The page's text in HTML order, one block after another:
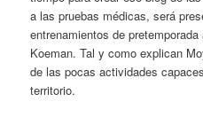
a las pruebas médicas, será
entrenamientos de
Koeman. Tal y como explican
de las pocas actividades
territorio.